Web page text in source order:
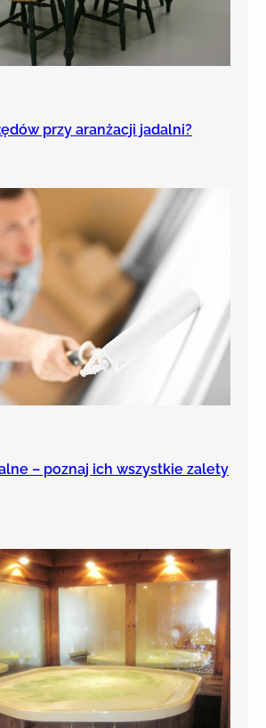
przy aranżacji jadalni?
– poznaj ich wszystkie zalety